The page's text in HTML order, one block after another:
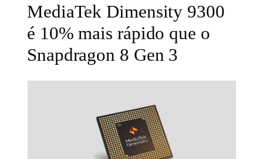
MediaTek Dimensity 9300
é 10% mais rápido que o
Snapdragon 8 Gen 3